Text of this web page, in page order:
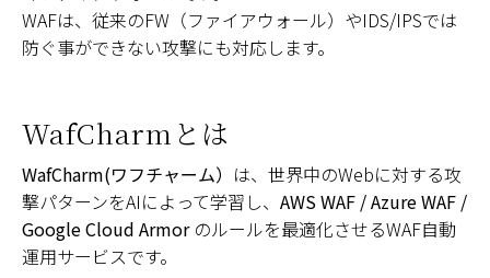
WAFは、従来のFW（ファイアウォール）やIDS/IPSでは
防ぐ事ができない攻撃にも対応します。
WafCharmとは
WafCharm(ワフチャーム） は、世界中のWebに対する攻
撃パターンをAIによって学習し、 AWS WAF / Azure WAF /
Google Cloud Armorのルールを最適化させるWAF自動
運用サービスです。